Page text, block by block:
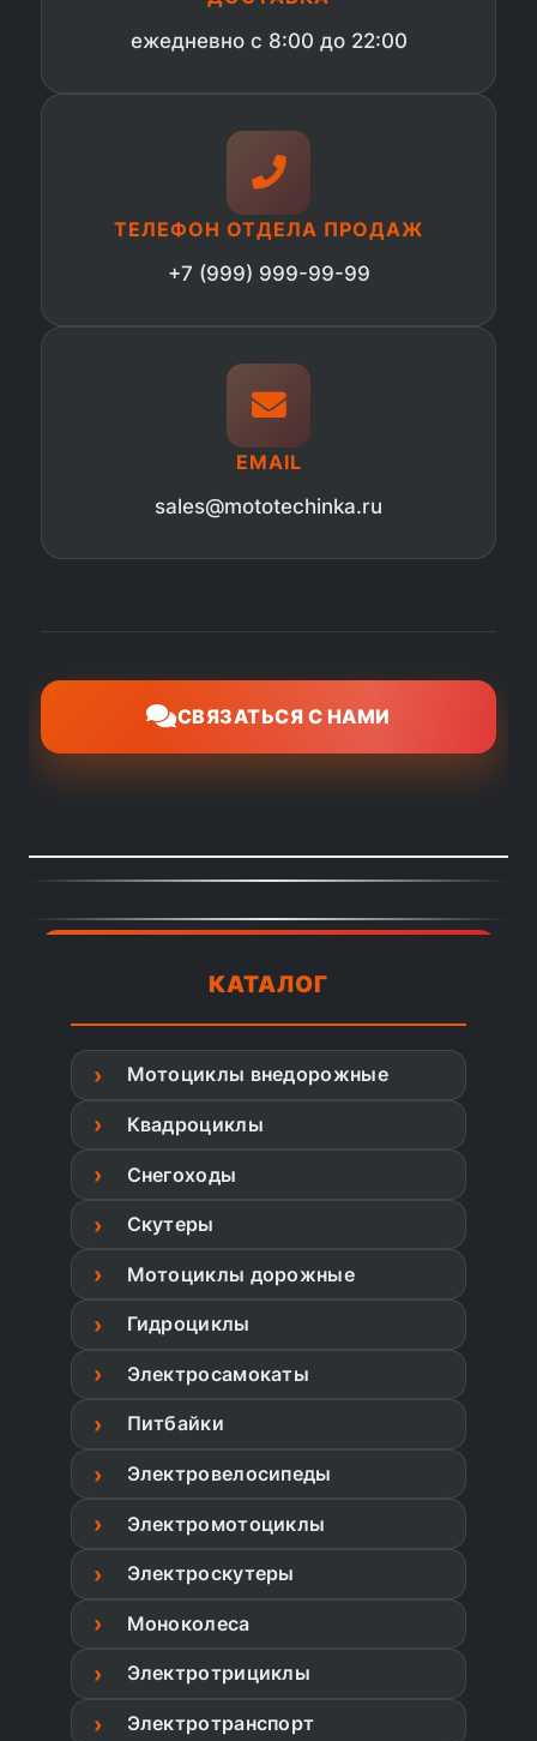
ежедневно с 8:00 до 22:00
ТЕЛЕФОН ОТДЕЛА ПРОДАЖ
+7 (999) 999-99-99
EMAIL
sales@mototechinka.ru
СВЯЗАТЬСЯ С НАМИ
КАТАЛОГ
Мотоциклы внедорожные
Квадроциклы
Снегоходы
Скутеры
Мотоциклы дорожные
Гидроциклы
Электросамокаты
Питбайки
Электровелосипеды
Электромотоциклы
Электроскутеры
Моноколеса
Электротрициклы
Электротранспорт